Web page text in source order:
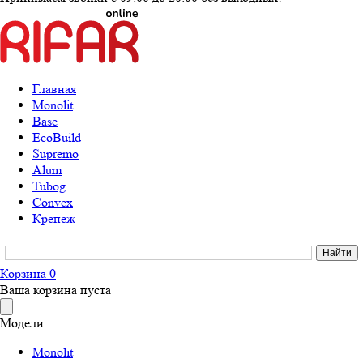
Главная
Monolit
Base
EcoBuild
Supremo
Alum
Tubog
Convex
Крепеж
Корзина 0
Ваша корзина пуста
Модели
Monolit